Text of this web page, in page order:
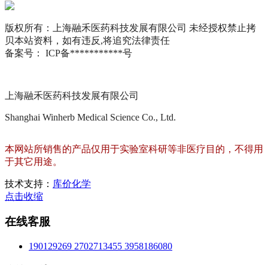
版权所有：上海融禾医药科技发展有限公司 未经授权禁止拷
贝本站资料，如有违反,将追究法律责任
备案号： ICP备***********号
上海融禾医药科技发展有限公司
Shanghai Winherb Medical Science Co., Ltd.
本网站所销售的产品仅用于实验室科研等非医疗目的，不得用
于其它用途。
技术支持： 库价化学
点击收缩
在线客服
190129269 2702713455 3958186080